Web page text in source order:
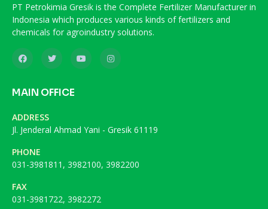
PT Petrokimia Gresik is the Complete Fertilizer Manufacturer in
Indonesia which produces various kinds of fertilizers and
chemicals for agroindustry solutions.
MAIN OFFICE
ADDRESS
Jl. Jenderal Ahmad Yani - Gresik 61119
PHONE
031-3981811, 3982100, 3982200
FAX
031-3981722, 3982272